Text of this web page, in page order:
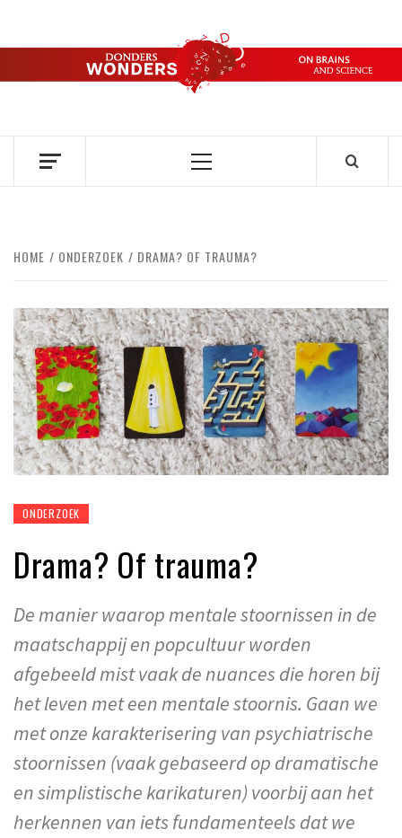
de
DONDERS
OVER HERSENEN EN WETENSCHAP // ON BRAINS AND
Primair
HOME ONDERZOEK DRAMA? OF TRAUMA?
ONDERZOEK
Drama? Of trauma?
De manier waarop mentale stoornissen in de
maatschappij en popcultuur worden
afgebeeld mist vaak de nuances die horen bij
het leven met een mentale stoornis. Gaan we
met onze karakterisering van psychiatrische
stoornissen (vaak gebaseerd op dramatische
en simplistische karikaturen) voorbij aan het
herkennen van iets fundamenteels dat we